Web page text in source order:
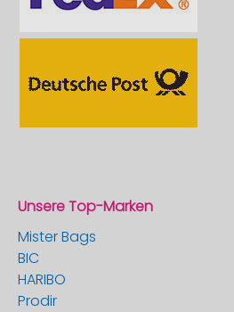
Unsere Top-Marken
Mister Bags
BIC
HARIBO
Prodir